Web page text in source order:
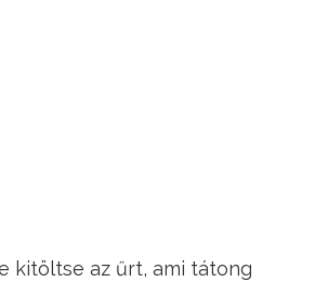
kitöltse az űrt, ami tátong